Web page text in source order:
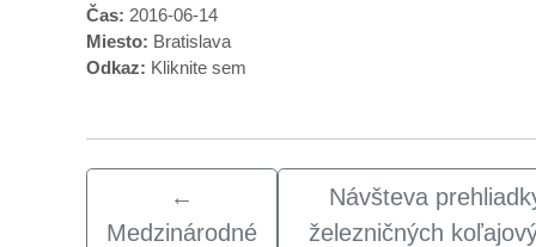
Čas: 2016-06-14
Miesto: Bratislava
Odkaz: Kliknite sem
←
Medzinárodné
Návšteva
železničných